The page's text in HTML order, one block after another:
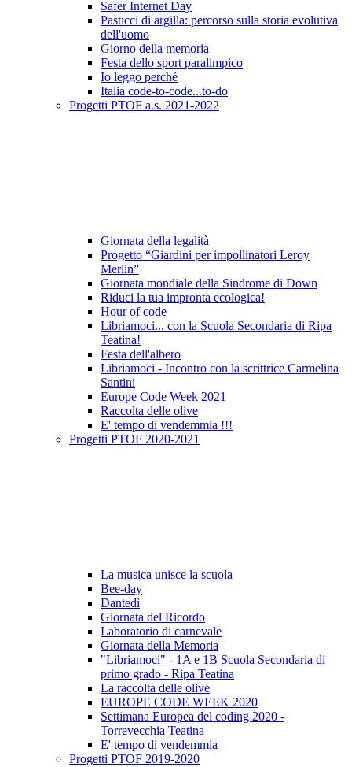
Safer Internet Day
Pasticci di argilla: percorso sulla storia evolutiva
dell'uomo
Giorno della memoria
Festa dello sport paralimpico
Io leggo perché
Italia code-to-code...to-do
Progetti PTOF a.s. 2021-2022
Giornata della legalità
Progetto “Giardini per impollinatori Leroy
Merlin”
Giornata mondiale della Sindrome di Down
Riduci la tua impronta ecologica!
Hour of code
Libriamoci... con la Scuola Secondaria di Ripa
Teatina!
Festa dell'albero
Libriamoci - Incontro con la scrittrice Carmelina
Santini
Europe Code Week 2021
Raccolta delle olive
E' tempo di vendemmia !!!
Progetti PTOF 2020-2021
La musica unisce la scuola
Bee-day
Dantedì
Giornata del Ricordo
Laboratorio di carnevale
Giornata della Memoria
"Libriamoci" - 1A e 1B Scuola Secondaria di
primo grado - Ripa Teatina
La raccolta delle olive
EUROPE CODE WEEK 2020
Settimana Europea del coding 2020 -
Torrevecchia Teatina
E' tempo di vendemmia
Progetti PTOF 2019-2020